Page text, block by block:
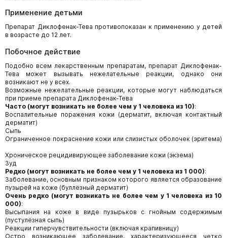
Применение детьми
Препарат Диклофенак-Тева противопоказан к применению у детей
в возрасте до 12 лет.
Побочное действие
Подобно всем лекарственным препаратам, препарат Диклофенак-
Тева может вызывать нежелательные реакции, однако они
возникают не у всех.
Возможные нежелательные реакции, которые могут наблюдаться
при приеме препарата Диклофенак-Тева
Часто (могут возникать не более чем у 1 человека из 10):
Воспалительные поражения кожи (дерматит, включая контактный
дерматит)
Сыпь
Ограниченное покраснение кожи или слизистых оболочек (эритема)
Хроническое рецидивирующее заболевание кожи (экзема)
Зуд
Редко (могут возникать не более чем у 1 человека из 1 000):
Заболевание, основным признаком которого является образование
пузырей на коже (буллёзный дерматит)
Очень редко (могут возникать не более чем у 1 человека из 10
000):
Высыпания на коже в виде пузырьков с гнойным содержимым
(пустулёзная сыпь)
Реакции гиперчувствительности (включая крапивницу)
Остро возникающее заболевание, характеризующееся четко